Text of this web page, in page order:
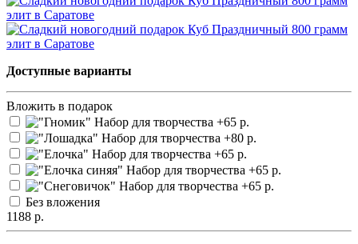
Доступные варианты
Вложить в подарок
Без вложения
1188 р.